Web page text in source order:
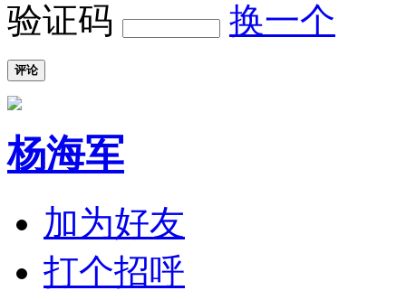
验证码
换一个
评论
杨海军
加为好友
打个招呼